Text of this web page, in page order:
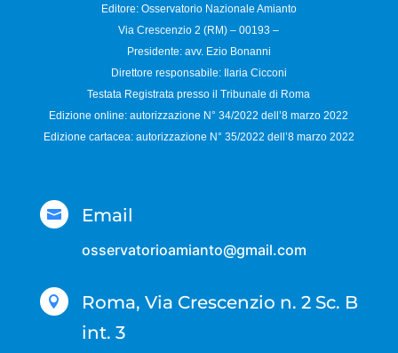
Editore: Osservatorio Nazionale Amianto
Via Crescenzio 2 (RM) – 00193 –
Presidente: avv. Ezio Bonanni
Direttore responsabile:
Ilaria Cicconi
Testata Registrata presso il Tribunale di Roma
Edizione online: autorizzazione N°34/2022 dell’8 marzo 2022
Edizione cartacea: autorizzazione N° 35/2022 dell’8 marzo 2022
 Email
osservatorioamianto@gmail.com

Roma, Via Crescenzio n. 2 Sc. B
int. 3